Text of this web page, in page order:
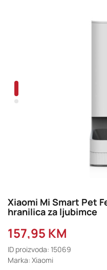
Xiaomi Mi Smart Pet
hranilica za ljubimce
157,95 KM
ID proizvoda: 15069
Marka: Xiaomi